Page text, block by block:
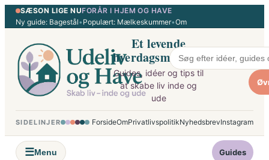
SpringSÆSON LIGE NUFORÅR I HJEM OG HAVE
Ny guide: Bagestål• Populært: Mælkeskummer•Om
Et levende
hverdagsmagasin
Guides, idéer og tips til
at skabe liv inde og
ude
SIDELINJER ForsideOmPrivatlivspolitikNyhedsbrevInstagram
☰Menu Guides